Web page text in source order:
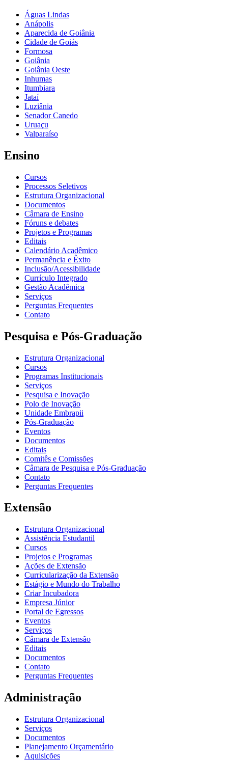
Águas Lindas
Anápolis
Aparecida de Goiânia
Cidade de Goiás
Formosa
Goiânia
Goiânia Oeste
Inhumas
Itumbiara
Jataí
Luziânia
Senador Canedo
Uruaçu
Valparaíso
Ensino
Cursos
Processos Seletivos
Estrutura Organizacional
Documentos
Câmara de Ensino
Fóruns e debates
Projetos e Programas
Editais
Calendário Acadêmico
Permanência e Êxito
Inclusão/Acessibilidade
Currículo Integrado
Gestão Acadêmica
Serviços
Perguntas Frequentes
Contato
Pesquisa e Pós-Graduação
Estrutura Organizacional
Cursos
Programas Institucionais
Serviços
Pesquisa e Inovação
Polo de Inovação
Unidade Embrapii
Pós-Graduação
Eventos
Documentos
Editais
Comitês e Comissões
Câmara de Pesquisa e Pós-Graduação
Contato
Perguntas Frequentes
Extensão
Estrutura Organizacional
Assistência Estudantil
Cursos
Projetos e Programas
Ações de Extensão
Curricularização da Extensão
Estágio e Mundo do Trabalho
Criar Incubadora
Empresa Júnior
Portal de Egressos
Eventos
Serviços
Câmara de Extensão
Editais
Documentos
Contato
Perguntas Frequentes
Administração
Estrutura Organizacional
Serviços
Documentos
Planejamento Orçamentário
Aquisições